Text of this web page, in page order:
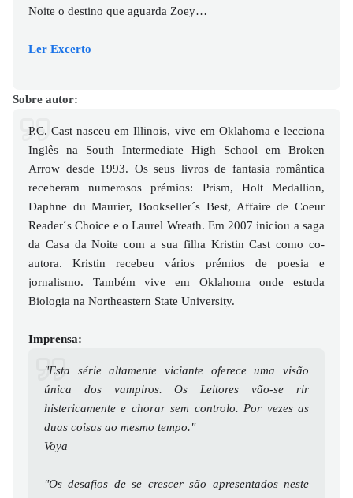
Noite o destino que aguarda Zoey…
Ler Excerto
Sobre autor:
P.C. Cast nasceu em Illinois, vive em Oklahoma e lecciona
Inglês na South Intermediate High School em Broken
Arrow desde 1993. Os seus livros de fantasia romântica
receberam numerosos prémios: Prism, Holt Medallion,
Daphne du Maurier, Bookseller´s Best, Affaire de Coeur
Reader´s Choice e o Laurel Wreath. Em 2007 iniciou a saga
da Casa da Noite com a sua filha Kristin Cast como co-
autora. Kristin recebeu vários prémios de poesia e
jornalismo. Também vive em Oklahoma onde estuda
Biologia na Northeastern State University.
Imprensa:
"Esta série altamente viciante oferece uma visão
única dos vampiros. Os Leitores vão-se rir
histericamente e chorar sem controlo. Por vezes as
duas coisas ao mesmo tempo."
Voya
"Os desafios de se crescer são apresentados neste